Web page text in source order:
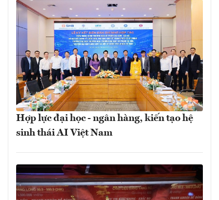
Hợp lực đại học - ngân hàng, kiến tạo hệ
sinh thái AI Việt Nam